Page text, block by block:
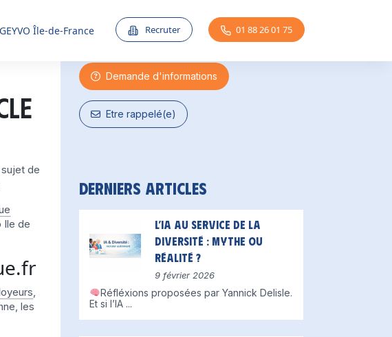
Île-de-France Recruter 01 88 26 01 75
de
Ile de
,
les
Une question ?
Demande d'informations
Etre rappelé(e)
Derniers articles
L’IA au service de la
diversité : mythe ou
réalité ?
9 février 2026
Réfléxions proposées par Yannick Delisle.
Et si l’IA ...